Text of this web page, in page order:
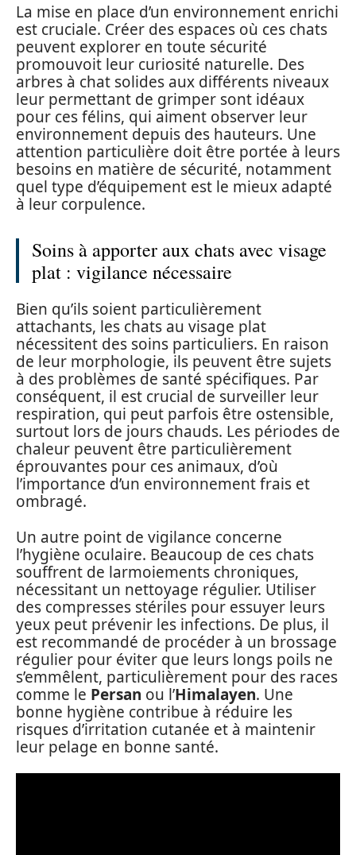
La mise en place d’un environnement enrichi
est cruciale. Créer des espaces où ces chats
peuvent explorer en toute sécurité
promouvoit leur curiosité naturelle. Des
arbres à chat solides aux différents niveaux
leur permettant de grimper sont idéaux
pour ces félins, qui aiment observer leur
environnement depuis des hauteurs. Une
attention particulière doit être portée à leurs
besoins en matière de sécurité, notamment
quel type d’équipement est le mieux adapté
à leur corpulence.
Soins à apporter aux chats avec visage
plat : vigilance nécessaire
Bien qu’ils soient particulièrement
attachants, les chats au visage plat
nécessitent des soins particuliers. En raison
de leur morphologie, ils peuvent être sujets
à des problèmes de santé spécifiques. Par
conséquent, il est crucial de surveiller leur
respiration, qui peut parfois être ostensible,
surtout lors de jours chauds. Les périodes de
chaleur peuvent être particulièrement
éprouvantes pour ces animaux, d’où
l’importance d’un environnement frais et
ombragé.
Un autre point de vigilance concerne
l’hygiène oculaire. Beaucoup de ces chats
souffrent de larmoiements chroniques,
nécessitant un nettoyage régulier. Utiliser
des compresses stériles pour essuyer leurs
yeux peut prévenir les infections. De plus, il
est recommandé de procéder à un brossage
régulier pour éviter que leurs longs poils ne
s’emmêlent, particulièrement pour des races
comme le Persan ou l’Himalayen. Une
bonne hygiène contribue à réduire les
risques d’irritation cutanée et à maintenir
leur pelage en bonne santé.